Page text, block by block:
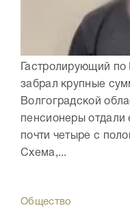
Гастролирующий
забрал крупные
Волгоградской
пенсионеры отдали
почти четыре с
Схема,...
Общество